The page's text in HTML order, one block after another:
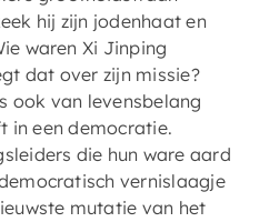
hij zijn jodenhaat en
waren Xi Jinping
dat over zijn missie?
ook van levensbelang
in een democratie.
die hun ware aard
vernislaagje
mutatie van het